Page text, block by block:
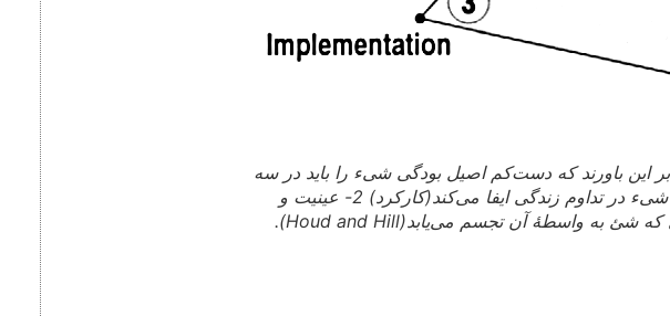
بر این باورند که دست‌کم اصیل‌ بودگی شیء را باید در سه
قلمرو تعریف کرد. 1-نقشی که شیء در تداوم زندگی ایفا می‌کند(کارکرد) 2- عینیت و